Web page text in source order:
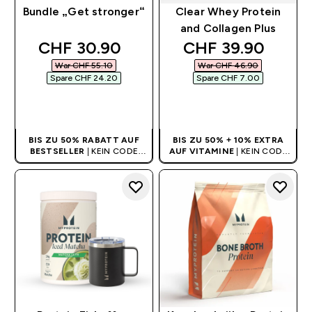
Bundle „Get stronger“
discounted price
CHF 30.90‎
War CHF 55.10‎
Spare CHF 24.20‎
BIS ZU 50% RABATT AUF
BESTSELLER | KEIN CODE
BENÖTIGT
Clear Whey Protein
and Collagen Plus
discounted price
CHF 39.90‎
War CHF 46.90‎
Spare CHF 7.00‎
BIS ZU 50% + 10% EXTRA
AUF VITAMINE | KEIN CODE
BENÖTIGT